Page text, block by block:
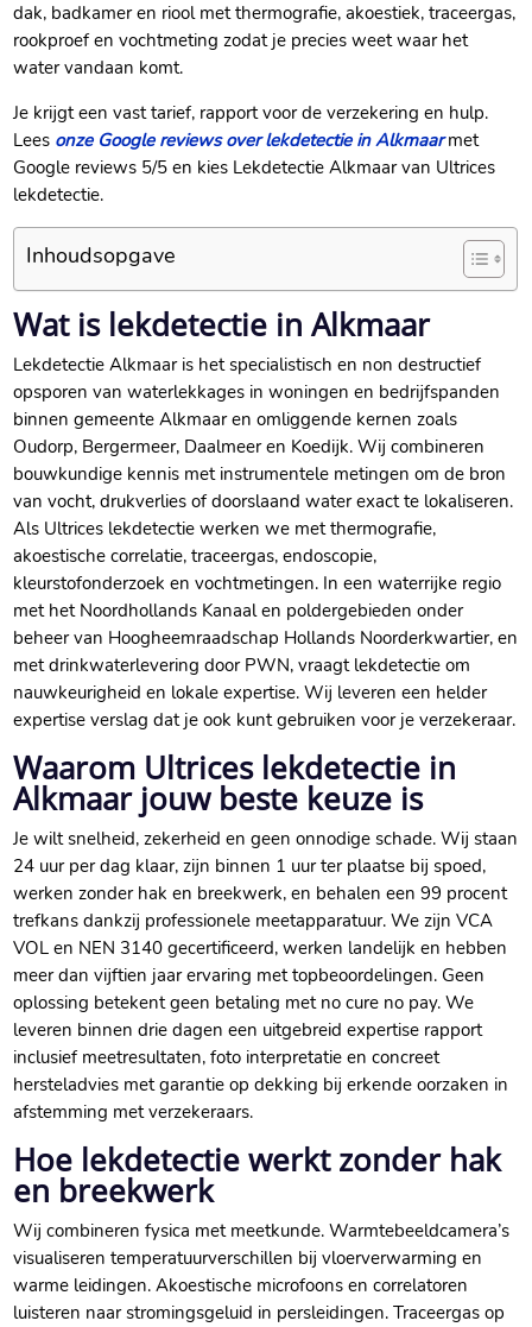
dak, badkamer en riool met thermografie, akoestiek, traceergas,
rookproef en vochtmeting zodat je precies weet waar het
water vandaan komt.
Je krijgt een vast tarief, rapport voor de verzekering en hulp.
Lees onze Google reviews over lekdetectie in Alkmaarmet
Google reviews 5/5 en kies Lekdetectie Alkmaar van Ultrices
lekdetectie.
Inhoudsopgave
Wat is lekdetectie in Alkmaar
Lekdetectie Alkmaar is het specialistisch en non destructief
opsporen van waterlekkages in woningen en bedrijfspanden
binnen gemeente Alkmaar en omliggende kernen zoals
Oudorp, Bergermeer, Daalmeer en Koedijk. Wij combineren
bouwkundige kennis met instrumentele metingen om de bron
van vocht, drukverlies of doorslaand water exact te lokaliseren.
Als Ultrices lekdetectie werken we met thermografie,
akoestische correlatie, traceergas, endoscopie,
kleurstofonderzoek en vochtmetingen. In een waterrijke regio
met het Noordhollands Kanaal en poldergebieden onder
beheer van Hoogheemraadschap Hollands Noorderkwartier, en
met drinkwaterlevering door PWN, vraagt lekdetectie om
nauwkeurigheid en lokale expertise. Wij leveren een helder
expertise verslag dat je ook kunt gebruiken voor je verzekeraar.
Waarom Ultrices lekdetectie in
Alkmaar jouw beste keuze is
Je wilt snelheid, zekerheid en geen onnodige schade. Wij staan
24 uur per dag klaar, zijn binnen 1 uur ter plaatse bij spoed,
werken zonder hak en breekwerk, en behalen een 99 procent
trefkans dankzij professionele meetapparatuur. We zijn VCA
VOL en NEN 3140 gecertificeerd, werken landelijk en hebben
meer dan vijftien jaar ervaring met topbeoordelingen. Geen
oplossing betekent geen betaling met no cure no pay. We
leveren binnen drie dagen een uitgebreid expertise rapport
inclusief meetresultaten, foto interpretatie en concreet
hersteladvies met garantie op dekking bij erkende oorzaken in
afstemming met verzekeraars.
Hoe lekdetectie werkt zonder hak
en breekwerk
Wij combineren fysica met meetkunde. Warmtebeeldcamera’s
visualiseren temperatuurverschillen bij vloerverwarming en
warme leidingen. Akoestische microfoons en correlatoren
luisteren naar stromingsgeluid in persleidingen. Traceergas op